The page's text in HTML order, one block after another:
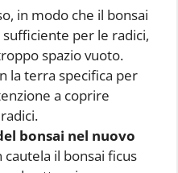
in modo che il bonsai
sufficiente per le radici,
spazio vuoto.
la terra specifica per
a coprire
bonsai nel nuovo
cautela il bonsai ficus